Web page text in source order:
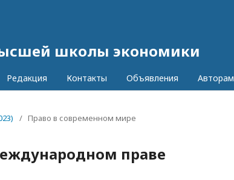
школы экономики
Редакция Контакты Объявления Авторам
/ Право в современном мире
праве